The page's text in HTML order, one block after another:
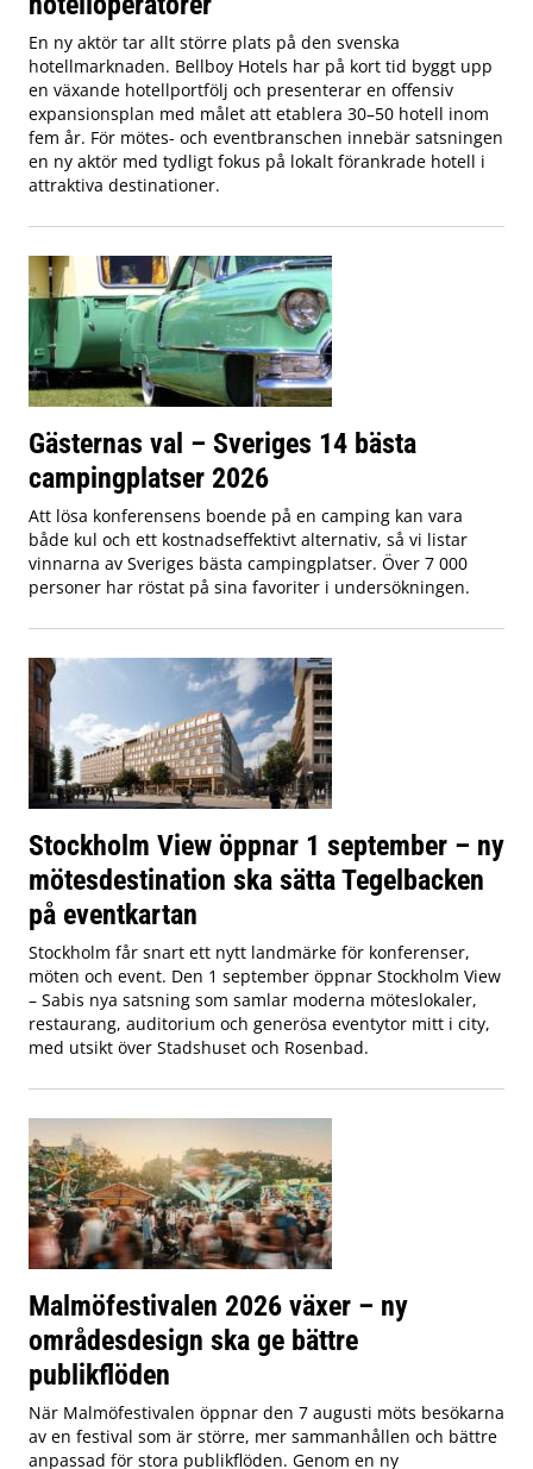
En ny aktör tar allt större plats på den svenska
hotellmarknaden. Bellboy Hotels har på kort tid byggt upp
en växande hotellportfölj och presenterar en offensiv
expansionsplan med målet att etablera 30–50 hotell inom
fem år. För mötes- och eventbranschen innebär satsningen
en ny aktör med tydligt fokus på lokalt förankrade hotell i
attraktiva destinationer.
Gästernas val – Sveriges 14 bästa
campingplatser 2026
Att lösa konferensens boende på en camping kan vara
både kul och ett kostnadseffektivt alternativ, så vi listar
vinnarna av Sveriges bästa campingplatser. Över 7 000
personer har röstat på sina favoriter i undersökningen.
Stockholm View öppnar 1 september – ny
mötesdestination ska sätta Tegelbacken
på eventkartan
Stockholm får snart ett nytt landmärke för konferenser,
möten och event. Den 1 september öppnar Stockholm View
– Sabis nya satsning som samlar moderna möteslokaler,
restaurang, auditorium och generösa eventytor mitt i city,
med utsikt över Stadshuset och Rosenbad.
Malmöfestivalen 2026 växer – ny
områdesdesign ska ge bättre
publikflöden
När Malmöfestivalen öppnar den 7 augusti möts besökarna
av en festival som är större, mer sammanhållen och bättre
anpassad för stora publikflöden. Genom en ny